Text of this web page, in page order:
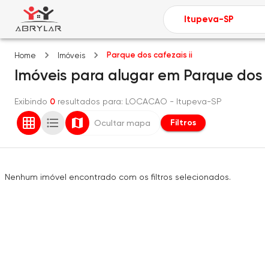
Home Imóveis Parque dos cafezais ii
Imóveis para alugar em Parque
Exibindo 0 resultados para: LOCACAO - Itupeva-SP
Ocultar mapa Filtros
Nenhum imóvel encontrado com os filtros selecionados.